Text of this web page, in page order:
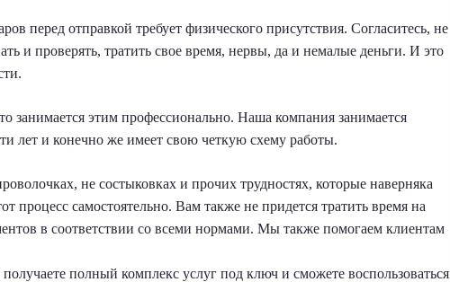
перед отправкой требует физического присутствия. Согласитесь, не
и проверять, тратить свое время, нервы, да и немалые деньги. И это
занимается этим профессионально. Наша компания занимается
лет и конечно же имеет свою четкую схему работы.
не состыковках и прочих трудностях, которые наверняка
процесс самостоятельно. Вам также не придется тратить время на
в соответствии со всеми нормами. Мы также помогаем клиентам
полный комплекс услуг под ключ и сможете воспользоваться